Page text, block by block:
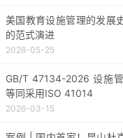
美国教育设施管理的发展
的范式演进
2026-05-25
GB/T 47134-2026 设施
等同采用ISO 41014
2026-03-15